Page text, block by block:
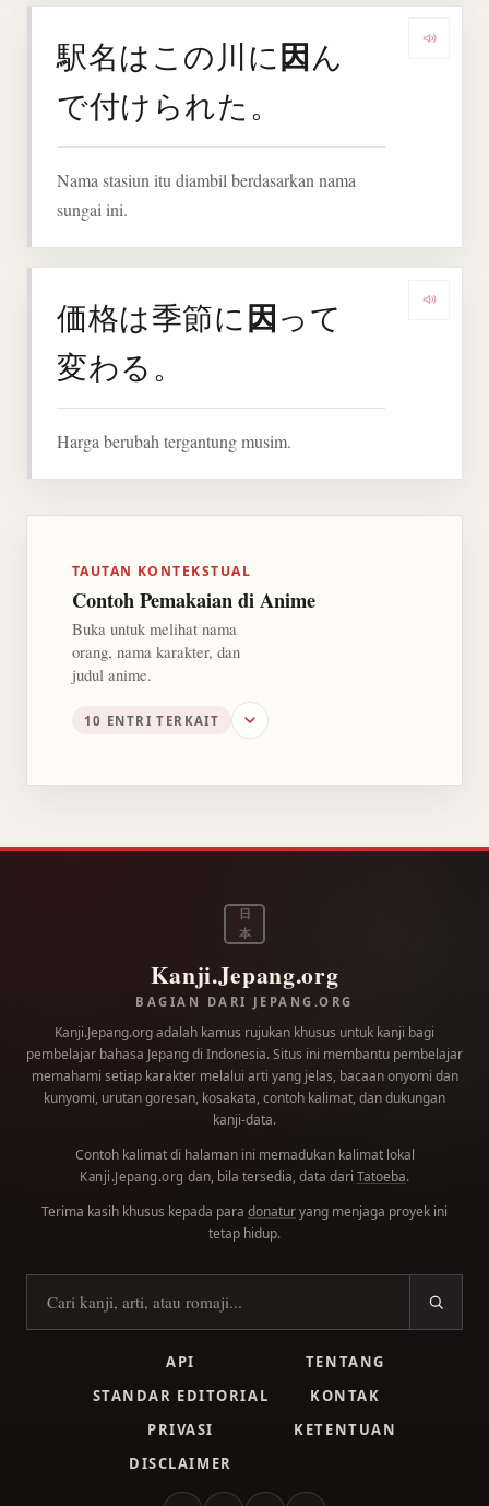
駅名はこの川に因ん
で付けられた。
Nama stasiun itu diambil berdasarkan nama
sungai ini.
価格は季節に因って
変わる。
Harga berubah tergantung musim.
TAUTAN KONTEKSTUAL
Contoh Pemakaian di Anime
Buka untuk melihat nama
orang, nama karakter, dan
judul anime.
10 ENTRI TERKAIT
日
本
Kanji.Jepang.org
BAGIAN DARI JEPANG.ORG
Kanji.Jepang.org adalah kamus rujukan khusus untuk kanji bagi
pembelajar bahasa Jepang di Indonesia. Situs ini membantu pembelajar
memahami setiap karakter melalui arti yang jelas, bacaan onyomi dan
kunyomi, urutan goresan, kosakata, contoh kalimat, dan dukungan
kanji-data.
Contoh kalimat di halaman ini memadukan kalimat lokal
Kanji.Jepang.org dan, bila tersedia, data dari Tatoeba.
Terima kasih khusus kepada para donaturyang menjaga proyek ini
tetap hidup.
Cari kanji
API
TENTANG
STANDAR EDITORIAL
KONTAK
PRIVASI
KETENTUAN
DISCLAIMER